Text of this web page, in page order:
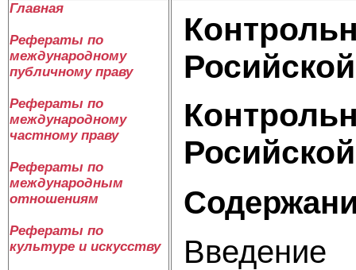
Главная
Рефераты по
международному
публичному праву
Рефераты по
международному
частному праву
Рефераты по
международным
отношениям
Рефераты по
культуре и искусству
Введение